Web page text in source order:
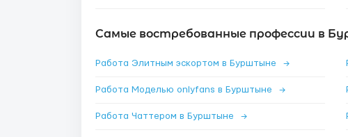
Самые востребованные профессии в
Работа Элитным эскортом в Бурштыне →
Работа Моделью onlyfans в Бурштыне →
Работа Чаттером в Бурштыне →